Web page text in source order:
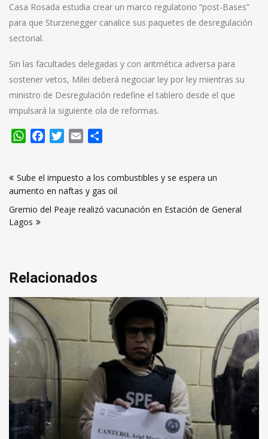
Casa Rosada estudia crear un marco regulatorio “post-Bases”
para que Sturzenegger canalice sus paquetes de desregulación
sectorial.
Sin las facultades delegadas y con aritmética adversa para
sostener vetos, Milei deberá negociar ley por ley mientras su
ministro de Desregulación redefine el tablero desde el que
impulsará la siguiente ola de reformas.
WhatsApp
FacebookTwitter
Email
de
entradas
Sube el impuesto a los combustibles y se espera un
aumento en naftas y gas oil
Gremio del Peaje realizó vacunación en Estación de General
Lagos
Relacionados